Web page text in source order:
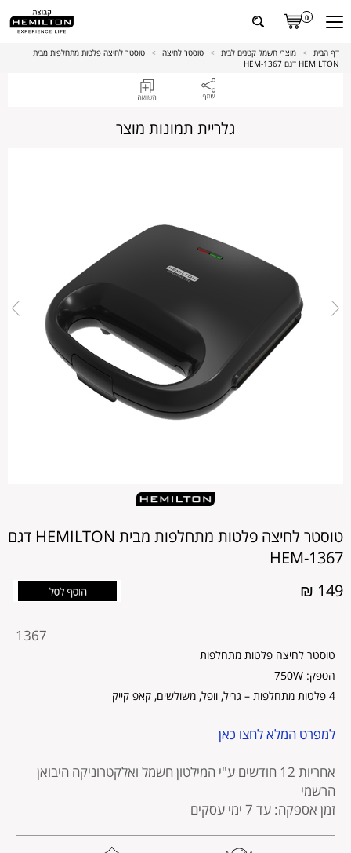
0
דף הבית > מוצרי חשמל קטנים לבית > טוסטר לחיצה > טוסטר לחיצה פלטות מתחלפות מבית
HEMILTON דגם HEM-1367
טוסטר לחיצה פלטות מתחלפות מבית HEMILTON דגם
HEM-1367
149 ₪
1367
מוצר
טוסטר לחיצה פלטות מתחלפות
הספק: 750W
4 פלטות מתחלפות – גריל, וופל, משולשים, קאפ קייק
למפרט המלא לחצו כאן
אחריות 12 חודשים
ע"י המילטון חשמל ואלקטרוניקה היבואן
הרשמי
זמן אספקה: עד 7 ימי עסקים
גלריית תמונות מוצר